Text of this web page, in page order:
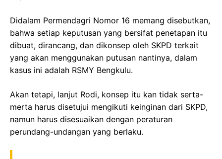
Didalam Permendagri Nomor 16 memang disebutkan,
bahwa setiap keputusan yang bersifat penetapan itu
dibuat, dirancang, dan dikonsep oleh SKPD terkait
yang akan menggunakan putusan nantinya, dalam
kasus ini adalah RSMY Bengkulu.
Akan tetapi, lanjut Rodi, konsep itu kan tidak serta-
merta harus disetujui mengikuti keinginan dari SKPD,
namun harus disesuaikan dengan peraturan
perundang-undangan yang berlaku.